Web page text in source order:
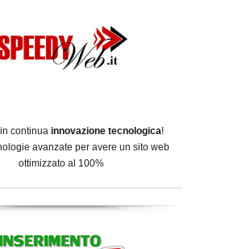
continua innovazione tecnologica!
avanzate per avere un sito web
ottimizzato al 100%